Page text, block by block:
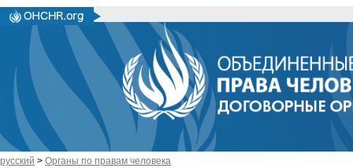
русский > Органы по правам человека